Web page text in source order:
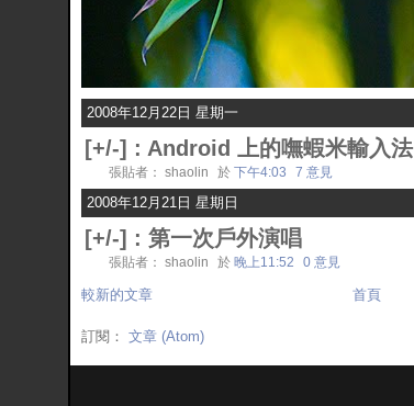
2008年12月22日 星期一
[+/-] : Android 上的嘸蝦米輸入法
張貼者： shaolin 於 下午4:03 7 意見
2008年12月21日 星期日
[+/-] : 第一次戶外演唱
張貼者： shaolin 於 晚上11:52 0 意見
較新的文章 首頁
訂閱： 文章 (Atom)